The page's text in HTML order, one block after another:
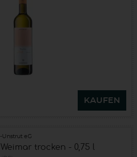
KAUFEN
eG
trocken - 0,75 l